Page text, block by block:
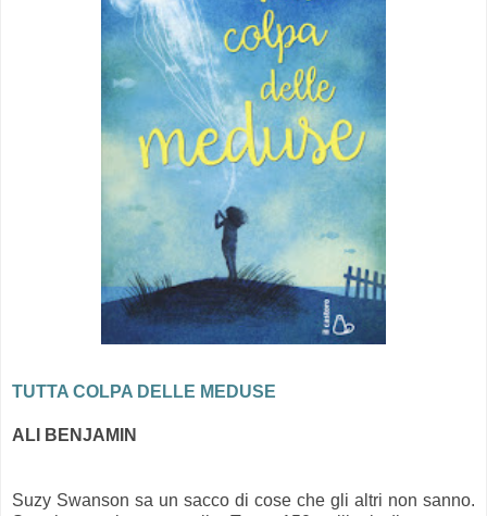
TUTTA COLPA DELLE MEDUSE
ALI BENJAMIN
Suzy Swanson sa un sacco di cose che gli altri non sanno.